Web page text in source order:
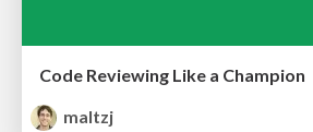
Code Reviewing Like a Champion
maltzj